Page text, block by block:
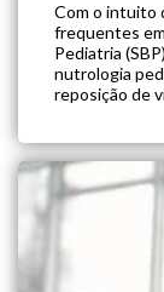
Com o intuito
frequentes
Pediatria
nutrologia
reposição de
[…]